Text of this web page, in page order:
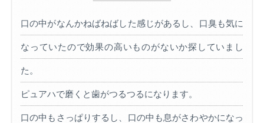
口の中がなんかねばねばした感じがあるし、口臭も気に
なっていたので効果の高いものがないか探していまし
た。
ピュアハで磨くと歯がつるつるになります。
口の中もさっぱりするし、口の中も息がさわやかになっ